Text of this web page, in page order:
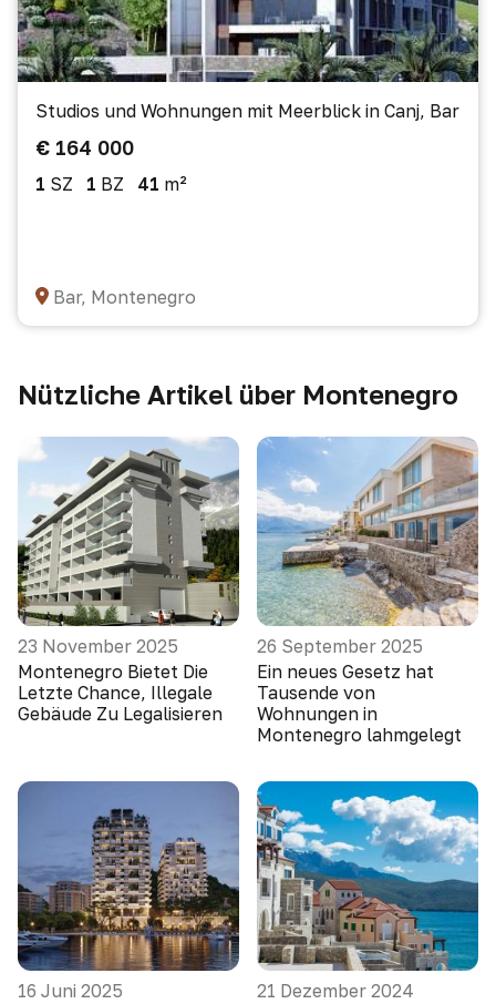
Studios und Wohnungen mit Meerblick in Canj, Bar
€ 164 000
1 SZ 1 BZ 41 m²
Bar, Montenegro
Nützliche Artikel über Montenegro
23 November 2025
Montenegro Bietet Die
Letzte Chance, Illegale
Gebäude Zu Legalisieren
26 September 2025
Ein neues Gesetz hat
Tausende von
Wohnungen in
Montenegro lahmgelegt
16 Juni 2025
21 Dezember 2024